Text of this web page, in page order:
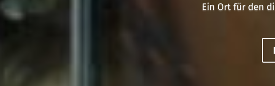
Ein Ort für den